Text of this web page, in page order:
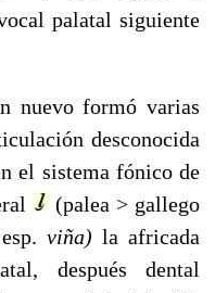
palatal si­guiente
formó varias
desconocida
el sistema fónico de
(palea > gallego
viña)la africada
después den­tal